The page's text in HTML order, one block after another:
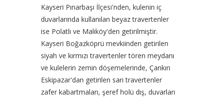
Kayseri Pınarbaşı İlçesi'nden, kulenin iç
duvarlarında kullanılan beyaz travertenler
ise Polatlı ve Malıköy'den getirilmiştir.
Kayseri Boğazköprü mevkiinden getirilen
siyah ve kırmızı travertenler tören meydanı
ve kulelerin zemin döşemelerinde, Çankırı
Eskipazar'dan getirilen sarı travertenler
zafer kabartmaları, şeref holü dış, duvarları